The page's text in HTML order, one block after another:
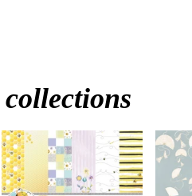
collections